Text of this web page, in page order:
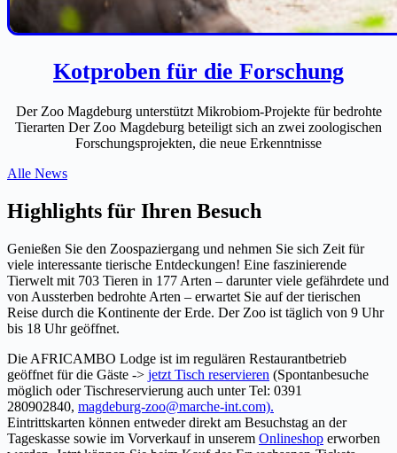
Kotproben für die Forschung
Der Zoo Magdeburg unterstützt Mikrobiom-Projekte für bedrohte
Tierarten Der Zoo Magdeburg beteiligt sich an zwei zoologischen
Forschungsprojekten, die neue Erkenntnisse
Alle News
Highlights für Ihren Besuch
Genießen Sie den Zoospaziergang und nehmen Sie sich Zeit für
viele interessante tierische Entdeckungen! Eine faszinierende
Tierwelt mit 703 Tieren in 177 Arten – darunter viele gefährdete und
von Aussterben bedrohte Arten – erwartet Sie auf der tierischen
Reise durch die Kontinente der Erde. Der Zoo ist täglich von 9 Uhr
bis 18 Uhr geöffnet.
Die AFRICAMBO Lodge ist im regulären Restaurantbetrieb
geöffnet für die Gäste -> jetzt Tisch reservieren (Spontanbesuche
möglich oder Tischreservierung auch unter Tel: 0391
280902840, magdeburg-zoo@marche-int.com).
Eintrittskarten können entweder direkt am Besuchstag an der
Tageskasse sowie im Vorverkauf in unserem Onlineshop erworben